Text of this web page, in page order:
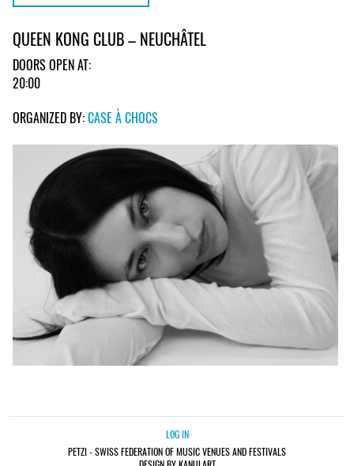
QUEEN KONG CLUB – NEUCHÂTEL
DOORS OPEN AT:
20:00
ORGANIZED BY:CASE À CHOCS
LOG IN
PETZI - SWISS FEDERATION OF MUSIC VENUES AND FESTIVALS